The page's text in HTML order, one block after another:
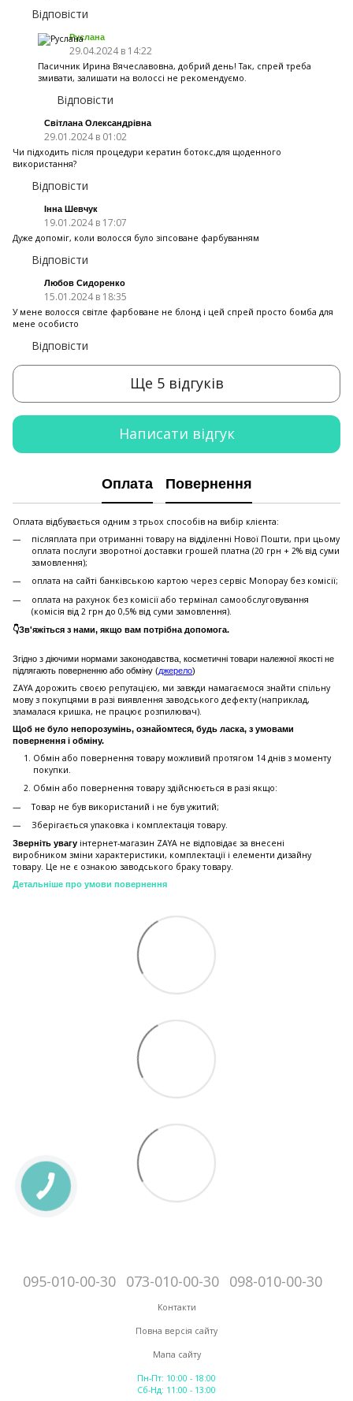
Відповісти
Руслана
29.04.2024 в 14:22
Пасичник Ирина Вячеславовна, добрий день! Так, спрей треба
змивати, залишати на волоссі не рекомендуємо.
Відповісти
Світлана Олександрівна
29.01.2024 в 01:02
Чи підходить після процедури кератин ботокс,для щоденного
використання?
Відповісти
Інна Шевчук
19.01.2024 в 17:07
Дуже допоміг, коли волосся було зіпсоване фарбуванням
Відповісти
Любов Сидоренко
15.01.2024 в 18:35
У мене волосся світле фарбоване не блонд і цей спрей просто бомба для
мене особисто
Відповісти
Ще 5 відгуків
Написати відгук
Оплата Повернення
Оплата відбувається одним з трьох способів на вибір клієнта:
післяплата при отриманні товару на відділенні Нової Пошти, при цьому
оплата послуги зворотної доставки грошей платна (20 грн + 2% від суми
замовлення);
оплата на сайті банківською картою через сервіс Monopay без комісії;
оплата на рахунок без комісії або термінал самообслуговування
(комісія від 2 грн до 0,5% від суми замовлення).
👇Зв'яжіться з нами, якщо вам потрібна допомога.
Згідно з діючими нормами законодавства, косметичні товари належної якості не
підлягають поверненню або обміну (джерело)
ZAYA дорожить своєю репутацією, ми завжди намагаємося знайти спільну
мову з покупцями в разі виявлення заводського дефекту (наприклад,
зламалася кришка, не працює розпилювач).
Щоб не було непорозумінь, ознайомтеся, будь ласка, з умовами
повернення і обміну.
Обмін або повернення товару можливий протягом 14 днів з моменту
покупки.
Обмiн або повернення товару здійснюється в разі якщо:
Товар не був використаний і не був ужитий;
Зберiгається упаковка і комплектація товару.
Зверніть увагу інтернет-магазин ZAYA не відповідає за внесені
виробником зміни характеристики, комплектації і елементи дизайну
товару. Це не є ознакою заводського браку товару.
Детальніше про умови повернення
095-010-00-30 073-010-00-30 098-010-00-30
Контакти
Повна версія сайту
Мапа сайту
Пн-Пт: 10:00 - 18:00
Сб-Нд: 11:00 - 13:00